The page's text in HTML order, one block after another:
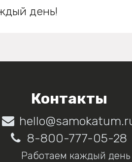
день!
Контакты
8-800-777-05-28
Работаем каждый день